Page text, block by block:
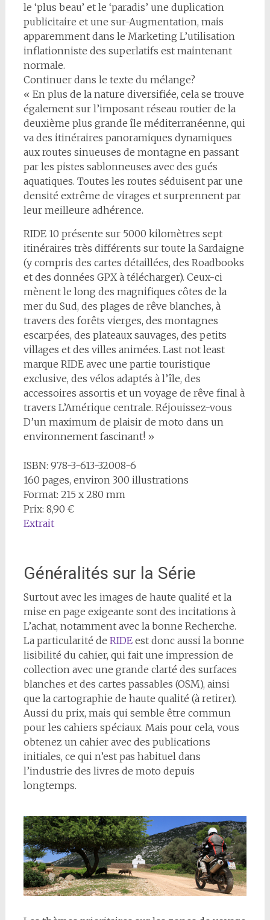
le ‘plus beau’ et le ‘paradis’ une duplication
publicitaire et une sur-Augmentation, mais
apparemment dans le Marketing L’utilisation
inflationniste des superlatifs est maintenant
normale.
Continuer dans le texte du mélange?
« En plus de la nature diversifiée, cela se trouve
également sur l’imposant réseau routier de la
deuxième plus grande île méditerranéenne, qui
va des itinéraires panoramiques dynamiques
aux routes sinueuses de montagne en passant
par les pistes sablonneuses avec des gués
aquatiques. Toutes les routes séduisent par une
densité extrême de virages et surprennent par
leur meilleure adhérence.
RIDE 10 présente sur 5000 kilomètres sept
itinéraires très différents sur toute la Sardaigne
(y compris des cartes détaillées, des Roadbooks
et des données GPX à télécharger). Ceux-ci
mènent le long des magnifiques côtes de la
mer du Sud, des plages de rêve blanches, à
travers des forêts vierges, des montagnes
escarpées, des plateaux sauvages, des petits
villages et des villes animées. Last not least
marque RIDE avec une partie touristique
exclusive, des vélos adaptés à l’île, des
accessoires assortis et un voyage de rêve final à
travers L’Amérique centrale. Réjouissez-vous
D’un maximum de plaisir de moto dans un
environnement fascinant! »
ISBN: 978-3-613-32008-6
160 pages, environ 300 illustrations
Format: 215 x 280 mm
Prix: 8,90 €
Extrait
Généralités sur la Série
Surtout avec les images de haute qualité et la
mise en page exigeante sont des incitations à
L’achat, notamment avec la bonne Recherche.
La particularité de RIDEest donc aussi la bonne
lisibilité du cahier, qui fait une impression de
collection avec une grande clarté des surfaces
blanches et des cartes passables (OSM), ainsi
que la cartographie de haute qualité (à retirer).
Aussi du prix, mais qui semble être commun
pour les cahiers spéciaux. Mais pour cela, vous
obtenez un cahier avec des publications
initiales, ce qui n’est pas habituel dans
l’industrie des livres de moto depuis
longtemps.